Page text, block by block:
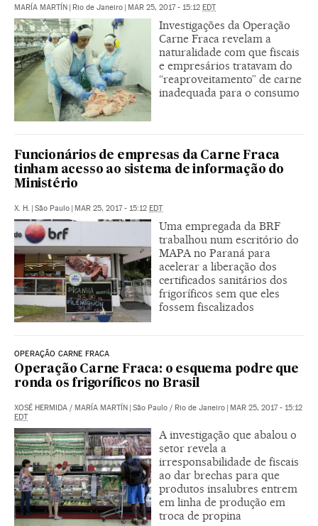
MARÍA MARTÍN | Rio de Janeiro | MAR 25, 2017 - 15:12 EDT
Investigações da Operação
Carne Fraca revelam a
naturalidade com que fiscais
e empresários tratavam do
“reaproveitamento” de carne
inadequada para o consumo
Funcionários de empresas da Carne Fraca
tinham acesso ao sistema de informação do
Ministério
X. H. | São Paulo | MAR 25, 2017 - 15:12 EDT
Uma empregada da BRF
trabalhou num escritório do
MAPA no Paraná para
acelerar a liberação dos
certificados sanitários dos
frigoríficos sem que eles
fossem fiscalizados
OPERAÇÃO CARNE FRACA
Operação Carne Fraca: o esquema podre que
ronda os frigoríficos no Brasil
XOSÉ HERMIDA / MARÍA MARTÍN | São Paulo / Rio de Janeiro | MAR 25, 2017 - 15:12
EDT
A investigação que abalou o
setor revela a
irresponsabilidade de fiscais
ao dar brechas para que
produtos insalubres entrem
em linha de produção em
troca de propina